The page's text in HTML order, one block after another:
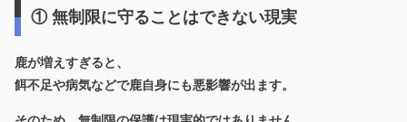
① 無制限に守ることはできない現実
鹿が増えすぎると、
餌不足や病気などで鹿自身にも悪影響が出ます。